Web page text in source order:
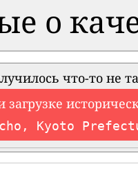
о
что-то не
Kyoto